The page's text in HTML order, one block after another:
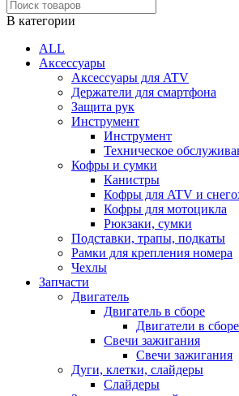
В категории
ALL
Аксессуары
Аксессуары для ATV
Держатели для смартфона
Защита рук
Инструмент
Инструмент
Техническое
Кофры и сумки
Канистры
Кофры для ATV и
Кофры для мотоцикла
Рюкзаки, сумки
Подставки, трапы, подкаты
Рамки для крепления номера
Чехлы
Запчасти
Двигатель
Двигатель в сборе
Двигатели в сборе
Свечи зажигания
Свечи зажигания
Дуги, клетки, слайдеры
Слайдеры